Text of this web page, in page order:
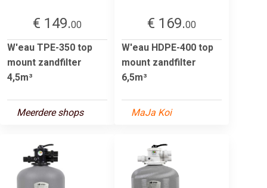
€ 149.00
W'eau TPE-350 top
mount zandfilter
4,5m³
Meerdere shops
€ 169.00
W'eau HDPE-400 top
mount zandfilter
6,5m³
MaJa Koi